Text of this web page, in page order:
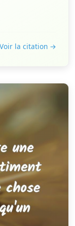
Voir la citation →